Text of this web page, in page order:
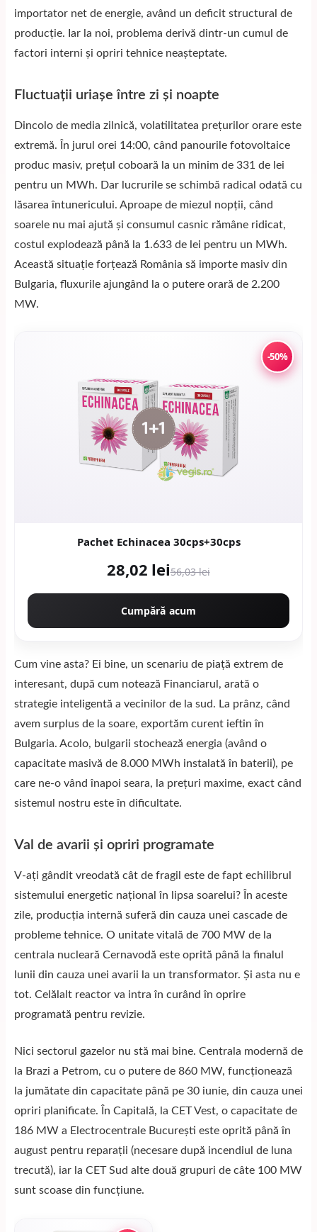
importator net de energie, având un deficit structural de
producție. Iar la noi, problema derivă dintr-un cumul de
factori interni și opriri tehnice neașteptate.
Fluctuații uriașe între zi și noapte
Dincolo de media zilnică, volatilitatea prețurilor orare este
extremă. În jurul orei 14:00, când panourile fotovoltaice
produc masiv, prețul coboară la un minim de 331 de lei
pentru un MWh. Dar lucrurile se schimbă radical odată cu
lăsarea întunericului. Aproape de miezul nopții, când
soarele nu mai ajută și consumul casnic rămâne ridicat,
costul explodează până la 1.633 de lei pentru un MWh.
Această situație forțează România să importe masiv din
Bulgaria, fluxurile ajungând la o putere orară de 2.200
MW.
-50%
Pachet Echinacea 30cps+30cps
28,02 lei56,03 lei
Cumpără acum
Cum vine asta? Ei bine, un scenariu de piață extrem de
interesant, după cum notează Financiarul , arată o
strategie inteligentă a vecinilor de la sud. La prânz, când
avem surplus de la soare, exportăm curent ieftin în
Bulgaria. Acolo, bulgarii stochează energia (având o
capacitate masivă de 8.000 MWh instalată în baterii), pe
care ne-o vând înapoi seara, la prețuri maxime, exact când
sistemul nostru este în dificultate.
Val de avarii și opriri programate
V-ați gândit vreodată cât de fragil este de fapt echilibrul
sistemului energetic național în lipsa soarelui? În aceste
zile, producția internă suferă din cauza unei cascade de
probleme tehnice. O unitate vitală de 700 MW de la
centrala nucleară Cernavodă este oprită până la finalul
lunii din cauza unei avarii la un transformator. Și asta nu e
tot. Celălalt reactor va intra în curând în oprire
programată pentru revizie.
Nici sectorul gazelor nu stă mai bine. Centrala modernă de
la Brazi a Petrom, cu o putere de 860 MW, funcționează
la jumătate din capacitate până pe 30 iunie, din cauza unei
opriri planificate. În Capitală, la CET Vest, o capacitate de
186 MW a Electrocentrale București este oprită până în
august pentru reparații (necesare după incendiul de luna
trecută), iar la CET Sud alte două grupuri de câte 100 MW
sunt scoase din funcțiune.